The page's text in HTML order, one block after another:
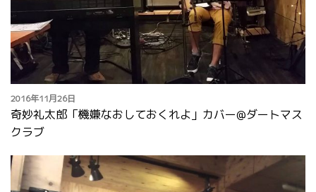
2016年11月26日
奇妙礼太郎「機嫌なおしておくれよ」カバー@ダートマス
クラブ